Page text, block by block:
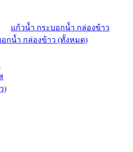
แก้วน้ำ กระบอกน้ำ กล่องข้าว
กน้ำ กล่องข้าว (ทั้งหมด)
)